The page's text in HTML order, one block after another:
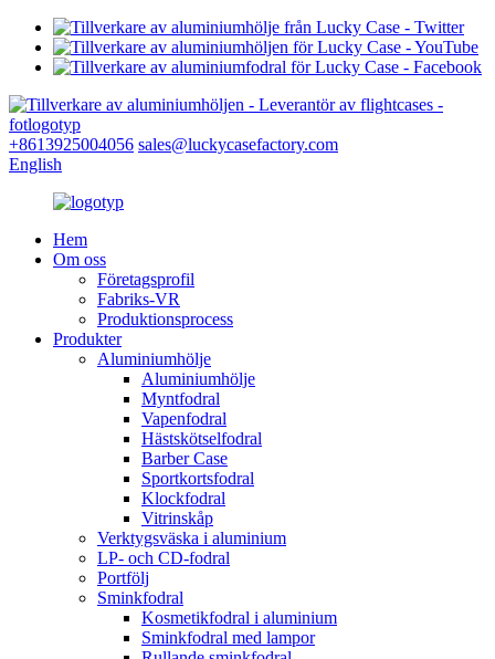
+8613925004056 sales@luckycasefactory.com
English
Hem
Om oss
Företagsprofil
Fabriks-VR
Produktionsprocess
Produkter
Aluminiumhölje
Aluminiumhölje
Myntfodral
Vapenfodral
Hästskötselfodral
Barber Case
Sportkortsfodral
Klockfodral
Vitrinskåp
Verktygsväska i aluminium
LP- och CD-fodral
Portfölj
Sminkfodral
Kosmetikfodral i aluminium
Sminkfodral med lampor